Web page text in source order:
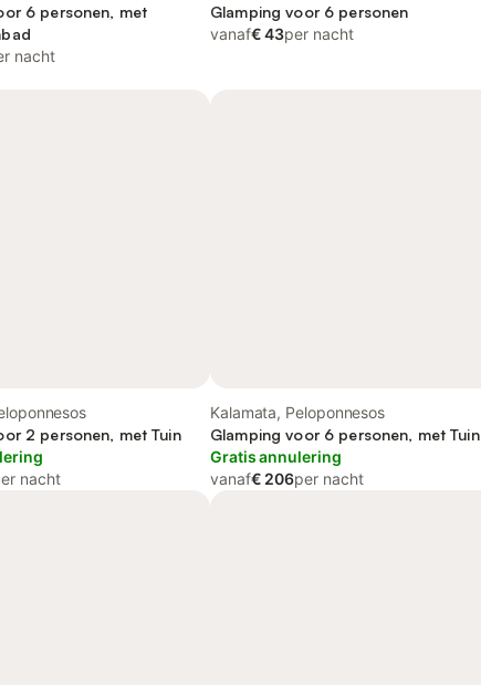
6 personen, met
nacht
Glamping voor 6 personen
vanaf€ 43per nacht
2 personen, met Tuin
nacht
Kalamata, Peloponnesos
Glamping voor 6 personen, met Tuin
Gratis annulering
vanaf€ 206per nacht